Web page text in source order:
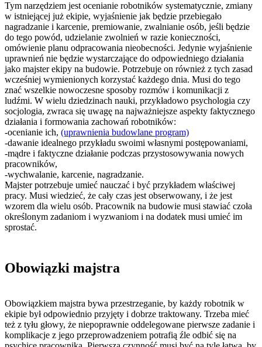
Tym narzędziem jest ocenianie robotników systematycznie, zmiany
w istniejącej już ekipie, wyjaśnienie jak będzie przebiegało
nagradzanie i karcenie, premiowanie, zwalnianie osób, jeśli będzie
do tego powód, udzielanie zwolnień w razie konieczności,
omówienie planu odpracowania nieobecności. Jedynie wyjaśnienie
uprawnień nie będzie wystarczające do odpowiedniego działania
jako majster ekipy na budowie. Potrzebuje on również z tych zasad
wcześniej wymienionych korzystać każdego dnia. Musi do tego
znać wszelkie nowoczesne sposoby rozmów i komunikacji z
ludźmi. W wielu dziedzinach nauki, przykładowo psychologia czy
socjologia, zwraca się uwagę na najważniejsze aspekty faktycznego
działania i formowania zachowań robotników:
-ocenianie ich, (uprawnienia budowlane program)
-dawanie idealnego przykładu swoimi własnymi postępowaniami,
-mądre i faktyczne działanie podczas przystosowywania nowych
pracowników,
-wychwalanie, karcenie, nagradzanie.
Majster potrzebuje umieć nauczać i być przykładem właściwej
pracy. Musi wiedzieć, że cały czas jest obserwowany, i że jest
wzorem dla wielu osób. Pracownik na budowie musi stawiać czoła
określonym zadaniom i wyzwaniom i na dodatek musi umieć im
sprostać.
Obowiązki majstra
Obowiązkiem majstra bywa przestrzeganie, by każdy robotnik w
ekipie był odpowiednio przyjęty i dobrze traktowany. Trzeba mieć
też z tyłu głowy, że niepoprawnie oddelegowane pierwsze zadanie i
komplikacje z jego przeprowadzeniem potrafią źle odbić się na